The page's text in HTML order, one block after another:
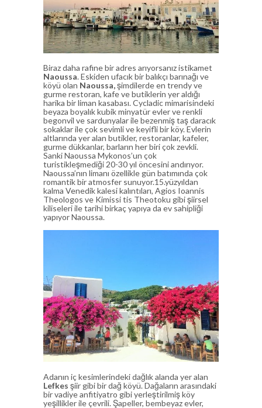
Biraz daha rafine bir adres arıyorsanız istikamet
Naoussa. Eskiden ufacık bir balıkçı barınağı ve
köyü olan Naoussa,şimdilerde en trendy ve
gurme restoran, kafe ve butiklerin yer aldığı
harika bir liman kasabası. Cycladic mimarisindeki
beyaza boyalık kubik minyatür evler ve renkli
begonvil ve sardunyalar ile bezenmiş taş daracık
sokaklar ile çok sevimli ve keyifli bir köy. Evlerin
altlarında yer alan butikler, restoranlar, kafeler,
gurme dükkanlar, barların her biri çok zevkli.
Sanki Naoussa Mykonos’un çok
turistikleşmediği 20-30 yıl öncesini andırıyor.
Naoussa’nın limanı özellikle gün batımında çok
romantik bir atmosfer sunuyor.15.yüzyıldan
kalma Venedik kalesi kalıntıları, Agios Ioannis
Theologos ve Kimissi tis Theotoku gibi şiirsel
kiliseleri ile tarihi birkaç yapıya da ev sahipliği
yapıyor Naoussa.
Adanın iç kesimlerindeki dağlık alanda yer alan
Lefkes şiir gibi bir dağ köyü. Dağaların arasındaki
bir vadiye anfitiyatro gibi yerleştirilmiş köy
yeşillikler ile çevrili. Şapeller, bembeyaz evler,